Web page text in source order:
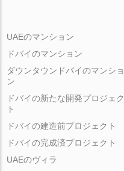
UAEのマンション
ドバイのマンション
ダウンタウンドバイのマンショ
ン
ドバイの新たな開発プロジェク
ト
ドバイの建造前プロジェクト
ドバイの完成済プロジェクト
UAEのヴィラ